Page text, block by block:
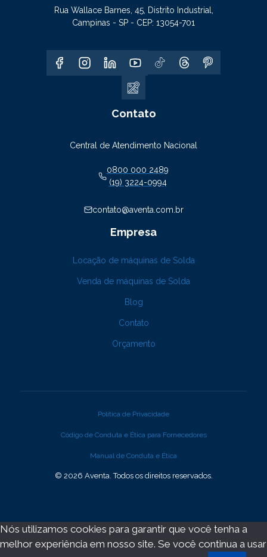
Rua Wallace Barnes, 45, Distrito Industrial,
Campinas - SP - CEP: 13054-701
Contato
Central de Atendimento Nacional
0800 000 2489
(19) 3224-0994
contato@aventa.com.br
Empresa
Locação de máquinas de Solda
Venda de máquinas de Solda
Blog
Contato
Orçamento
© 2026 Aventa. Todos os direitos reservados.
Política de Privacidade
Código de Conduta e Ética para Fornecedores
Manual de Conduta e Ética
Nós utilizamos cookies para garantir que você tenha a
melhor experiência em nosso site. Se você continua a usar